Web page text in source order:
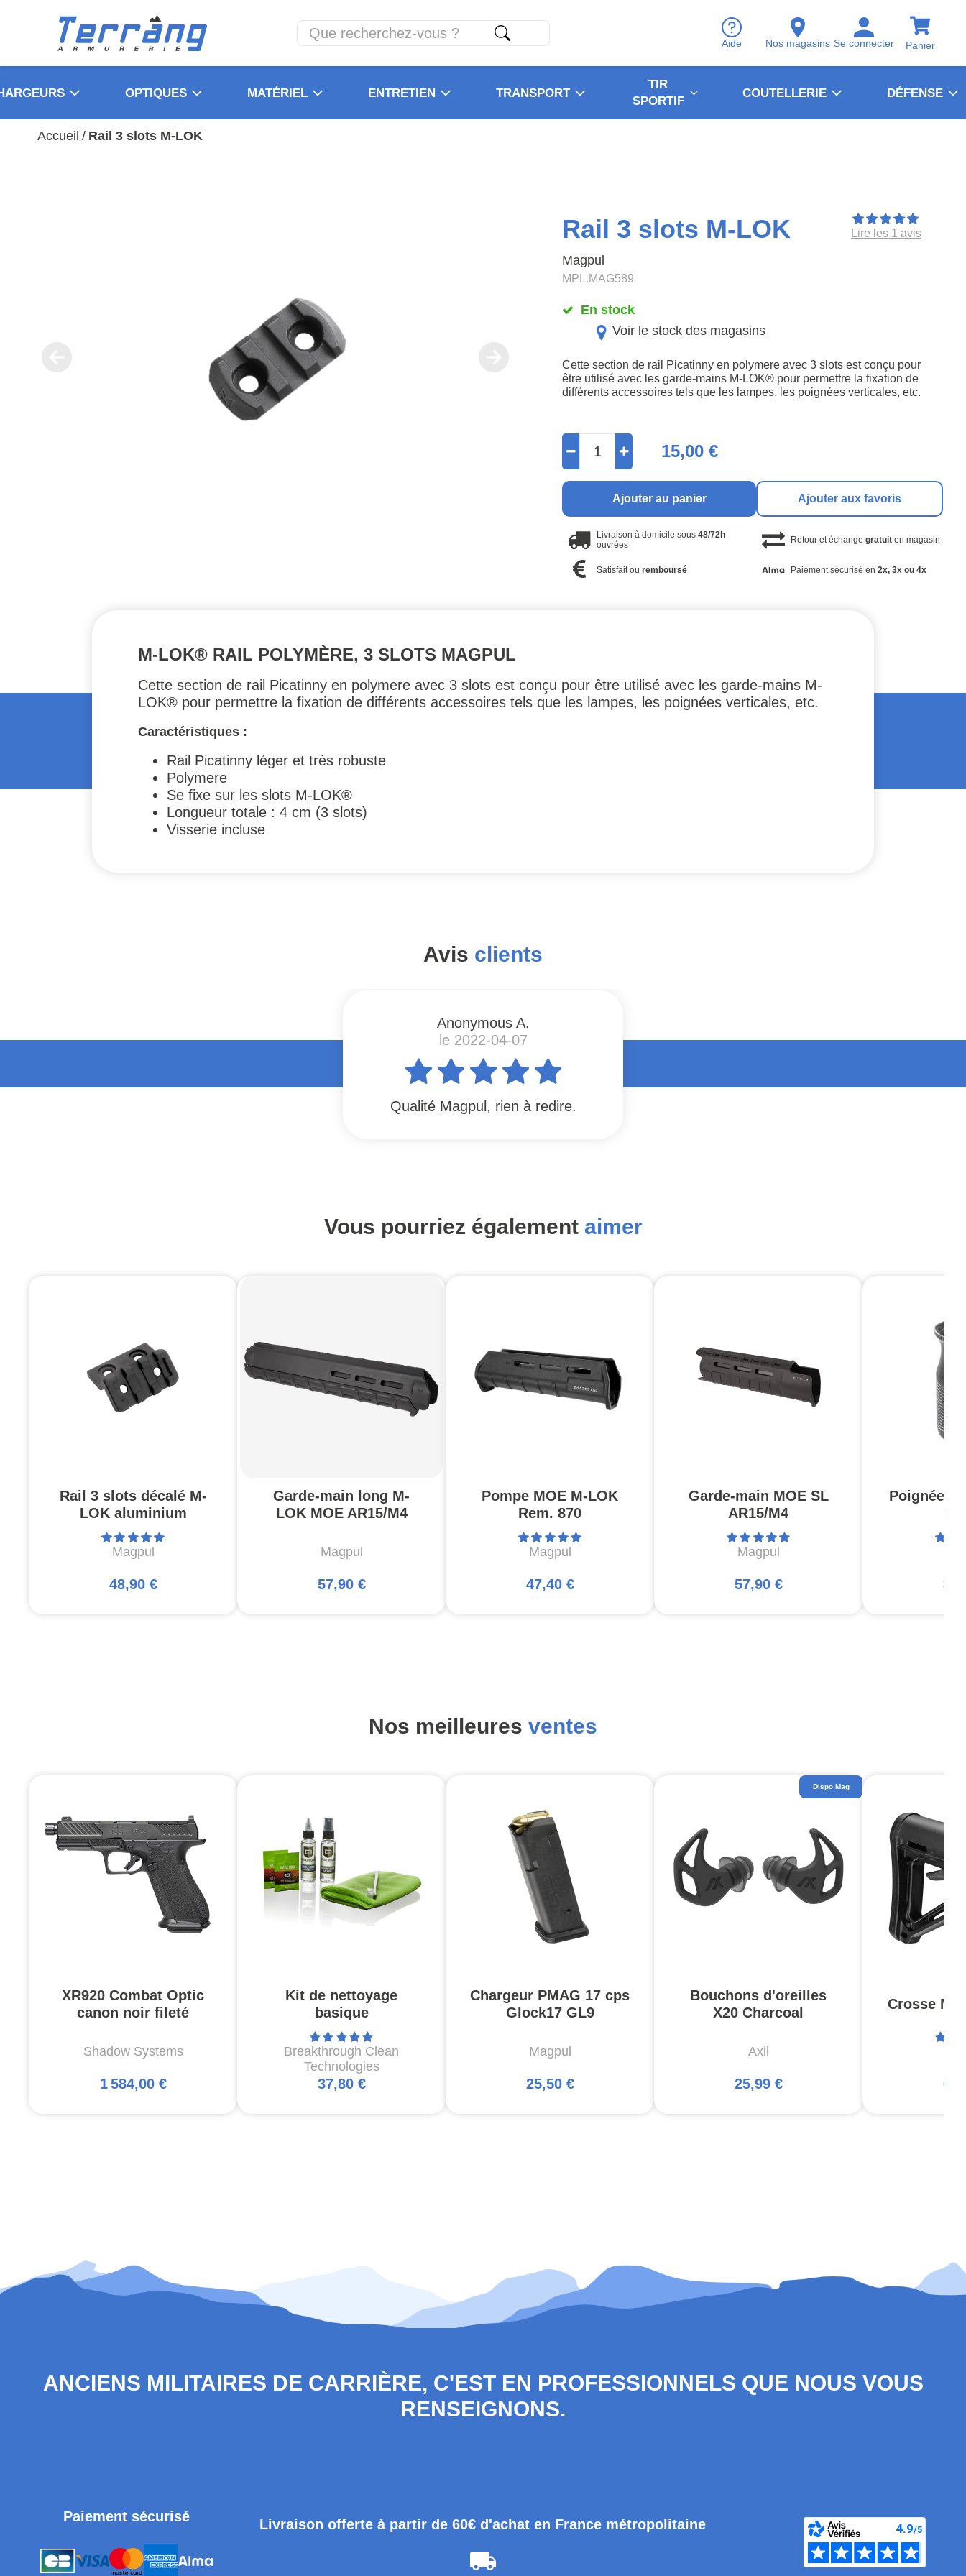
Aide Nos magasins Se connecter Panier
OPTIQUES MATÉRIEL ENTRETIEN TRANSPORT
TIR
SPORTIF
COUTELLERIE DÉFENSE
Accueil / Rail 3 slots M-LOK
Rail 3 slots M-LOK
Magpul
MPL.MAG589
Lire les 1 avis
En stock
Voir le stock des magasins
Cette section de rail Picatinny en polymere avec 3 slots est conçu pour
être utilisé avec les garde-mains M-LOK® pour permettre la fixation de
différents accessoires tels que les lampes, les poignées verticales, etc.
15,00 €
Ajouter au panier Ajouter aux favoris
Livraison à domicile sous48/72h
ouvrées
Retour et échange gratuiten magasin
Satisfait ouremboursé Paiement sécurisé en 2x, 3x ou 4x
M-LOK® RAIL POLYMÈRE, 3 SLOTS MAGPUL
Cette section de rail Picatinny en polymere avec 3 slots est conçu pour être utilisé avec les garde-mains M-
LOK® pour permettre la fixation de différents accessoires tels que les lampes, les poignées verticales, etc.
Caractéristiques :
Rail Picatinny léger et très robuste
Polymere
Se fixe sur les slots M-LOK®
Longueur totale : 4 cm (3 slots)
Visserie incluse
Avis clients
Anonymous A.
le 2022-04-07
Qualité Magpul, rien à redire.
Vous pourriez également aimer
Rail 3 slots décalé M-
LOK aluminium
Magpul
48,90 €
Garde-main long M-
LOK MOE AR15/M4
Magpul
57,90 €
Pompe MOE M-LOK
Rem. 870
Magpul
47,40 €
Garde-main MOE SL
AR15/M4
Magpul
57,90 €
Poignée
M-
Nos meilleures ventes
XR920 Combat Optic
canon noir fileté
Shadow Systems
1 584,00 €
Kit de nettoyage
basique
Breakthrough Clean
Technologies
37,80 €
Chargeur PMAG 17 cps
Glock17 GL9
Magpul
25,50 €
Bouchons d'oreilles
X20 Charcoal
Axil
25,99 €
Dispo Mag
Crosse
ANCIENS MILITAIRES DE CARRIÈRE, C'EST EN PROFESSIONNELS QUE NOUS VOUS
RENSEIGNONS.
Paiement sécurisé Livraison offerte à partir de 60€ d'achat en France métropolitaine